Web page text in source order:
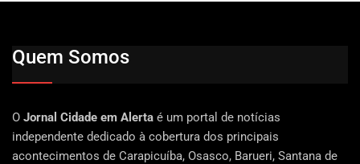
Quem Somos
O Jornal Cidade em Alerta é um portal de notícias
independente dedicado à cobertura dos principais
acontecimentos de Carapicuíba, Osasco, Barueri, Santana de